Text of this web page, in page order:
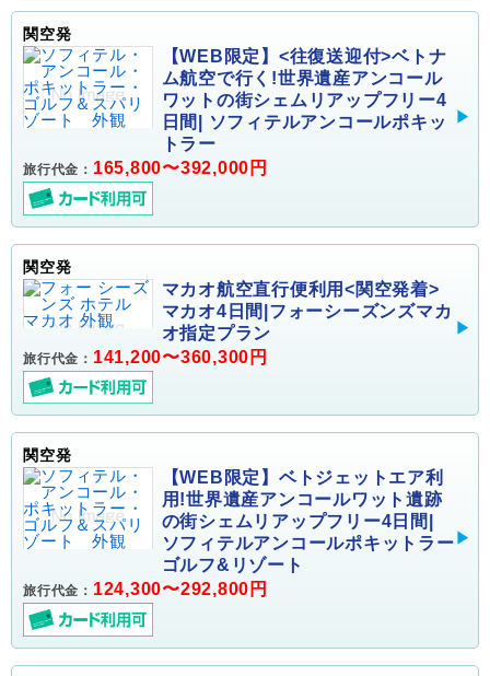
関空発
【WEB限定】<往復送迎付>ベトナ
ム航空で行く!世界遺産アンコール
ワットの街シェムリアップフリー4
日間| ソフィテルアンコールポキッ
トラー
旅行代金： 165,800〜392,000円
関空発
マカオ航空直行便利用<関空発着>
マカオ4日間|フォーシーズンズマカ
オ指定プラン
旅行代金： 141,200〜360,300円
関空発
【WEB限定】ベトジェットエア利
用!世界遺産アンコールワット遺跡
の街シェムリアップフリー4日間|
ソフィテルアンコールポキットラー
ゴルフ&リゾート
旅行代金： 124,300〜292,800円